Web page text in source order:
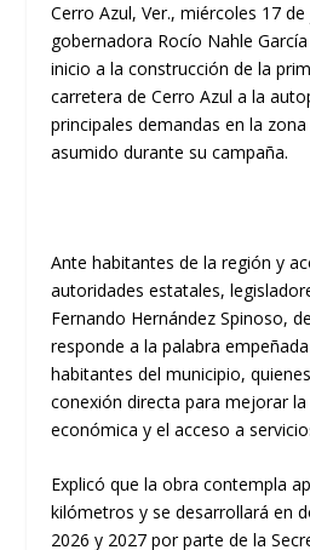
Cerro Azul, Ver., miércoles 17
gobernadora Rocío Nahle
inicio a la construcción de la
carretera de Cerro Azul a la
principales demandas en la
asumido durante su campaña.
Ante habitantes de la región y
autoridades estatales,
Fernando Hernández Spinoso,
responde a la palabra
habitantes del municipio,
conexión directa para mejorar
económica y el acceso a
Explicó que la obra contempla
kilómetros y se desarrollará en
2026 y 2027 por parte de la